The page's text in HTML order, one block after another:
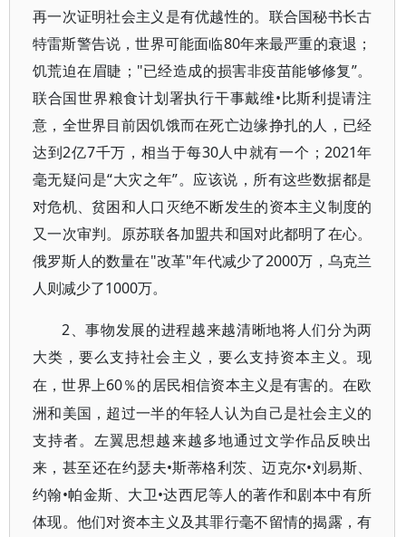
再一次证明社会主义是有优越性的。联合国秘书长古
特雷斯警告说，世界可能面临80年来最严重的衰退；
饥荒迫在眉睫；"已经造成的损害非疫苗能够修复”。
联合国世界粮食计划署执行干事戴维•比斯利提请注
意，全世界目前因饥饿而在死亡边缘挣扎的人，已经
达到2亿7千万，相当于每30人中就有一个；2021年
毫无疑问是“大灾之年”。应该说，所有这些数据都是
对危机、贫困和人口灭绝不断发生的资本主义制度的
又一次审判。原苏联各加盟共和国对此都明了在心。
俄罗斯人的数量在"改革"年代减少了2000万，乌克兰
人则减少了1000万。
2、事物发展的进程越来越清晰地将人们分为两
大类，要么支持社会主义，要么支持资本主义 。现
在，世界上60％的居民相信资本主义是有害的。在欧
洲和美国，超过一半的年轻人认为自己是社会主义的
支持者。左翼思想越来越多地通过文学作品反映出
来，甚至还在约瑟夫•斯蒂格利茨、迈克尔•刘易斯、
约翰•帕金斯、大卫•达西尼等人的著作和剧本中有所
体现。他们对资本主义及其罪行毫不留情的揭露，有